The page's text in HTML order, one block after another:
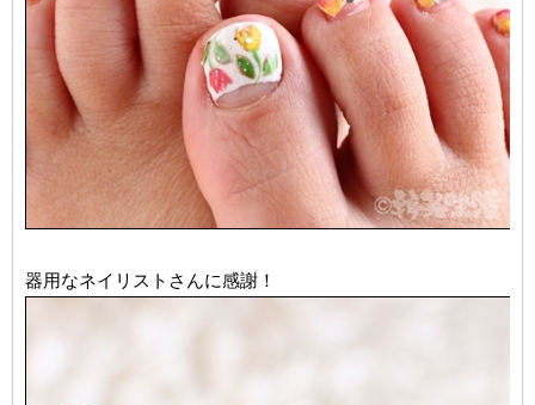
器用なネイリストさんに感謝！